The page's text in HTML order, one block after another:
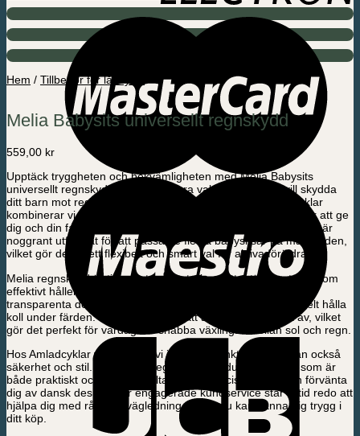
Hem / Tillbehör för lådcykel
Melia Babysits universellt regnskydd
559,00 kr
Upptäck tryggheten och bekvämligheten med Melia Babysits
universellt regnskydd – det självklara valet för dig som vill skydda
ditt barn mot regn och rusk under cykelturen. Hos Amladcyklar
kombinerar vi dansk design, hög kvalitet och funktionalitet för att ge
dig och din familj den bästa cykelupplevelsen. Vårt regnskydd är
noggrant utformat för att passa de flesta babysitsar på marknaden,
vilket gör det till ett flexibelt och smart val för aktiva föräldrar.
Melia regnskydd är tillverkat av slitstarka, vattentäta material som
effektivt håller ditt barn torrt och bekvämt, oavsett väder. Den
transparenta designen ger ditt barn fri sikt och låter dig enkelt hålla
koll under färden. Regnskyddet är lätt att montera och ta av, vilket
gör det perfekt för vardagens snabba växlingar mellan sol och regn.
Hos Amladcyklar värdesätter vi inte bara funktionalitet, utan också
säkerhet och stil. Med Melia regnskydd får du ett tillbehör som är
både praktiskt och estetiskt tilltalande – precis som du kan förvänta
dig av dansk design. Vår engagerade kundservice står alltid redo att
hjälpa dig med råd och vägledning, så att du kan känna dig trygg i
ditt köp.